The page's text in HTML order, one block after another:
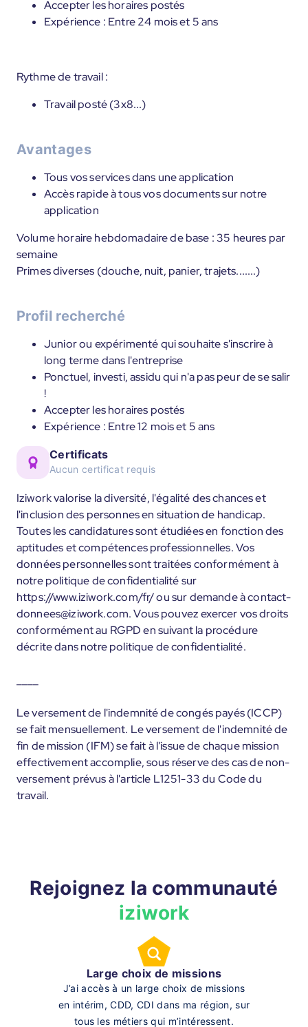
Accepter les horaires postés
Expérience : Entre 24 mois et 5 ans
Rythme de travail :
Travail posté (3x8...)
Avantages
Tous vos services dans une application
Accès rapide à tous vos documents sur notre
application
Volume horaire hebdomadaire de base : 35 heures par
semaine
Primes diverses (douche, nuit, panier, trajets.......)
Profil recherché
Junior ou expérimenté qui souhaite s'inscrire à
long terme dans l'entreprise
Ponctuel, investi, assidu qui n'a pas peur de se salir
!
Accepter les horaires postés
Expérience : Entre 12 mois et 5 ans
Certificats
Aucun certificat requis
Iziwork valorise la diversité, l'égalité des chances et
l'inclusion des personnes en situation de handicap.
Toutes les candidatures sont étudiées en fonction des
aptitudes et compétences professionnelles. Vos
données personnelles sont traitées conformément à
notre politique de confidentialité sur
https://www.iziwork.com/fr/ ou sur demande à contact-
donnees@iziwork.com. Vous pouvez exercer vos droits
conformément au RGPD en suivant la procédure
décrite dans notre politique de confidentialité.
Le versement de l'indemnité de congés payés (ICCP)
se fait mensuellement. Le versement de l'indemnité de
fin de mission (IFM) se fait à l'issue de chaque mission
effectivement accomplie, sous réserve des cas de non-
versement prévus à l'article L1251-33 du Code du
travail.
Rejoignez la communauté
iziwork
Large choix de missions
J’ai accès à un large choix de missions
en intérim, CDD, CDI dans ma région, sur
tous les métiers qui m’intéressent.